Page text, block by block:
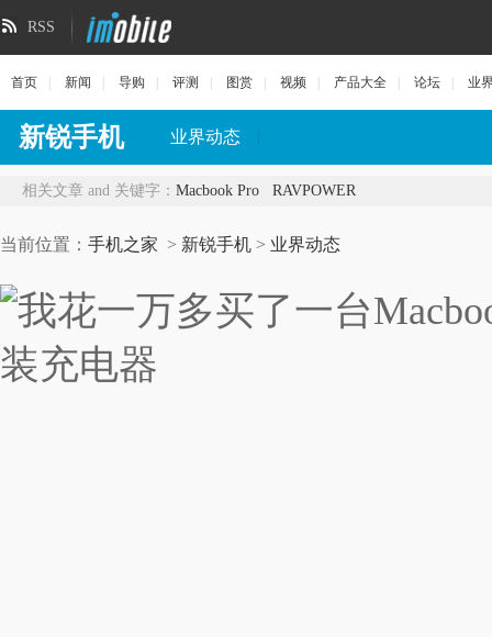
RSS
首页 新闻 导购 评测 图赏 视频 产品大全 论坛 业
新锐手机 业界动态
相关文章 and 关键字： Macbook Pro RAVPOWER
当前位置： 手机之家 > 新锐手机 > 业界动态